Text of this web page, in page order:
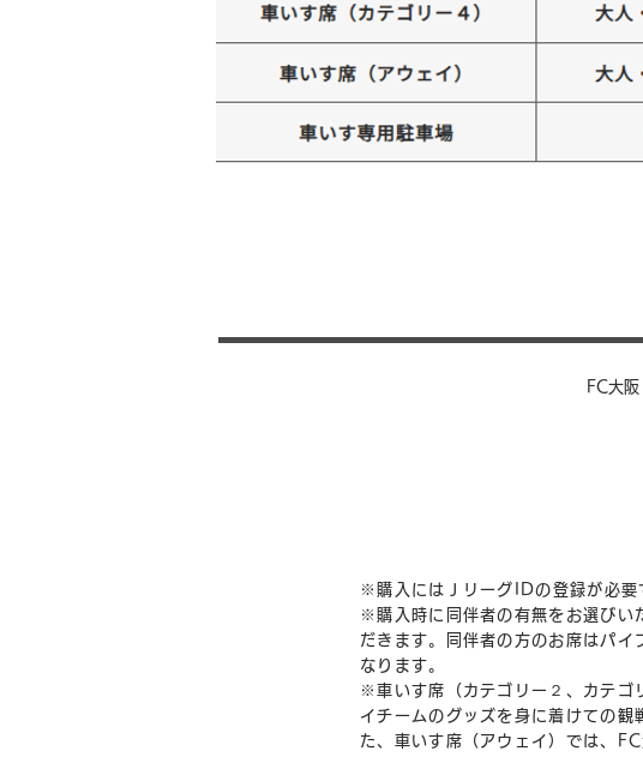
FC大
※購入にはＪリーグIDの登録が必要
※購入時に同伴者の有無をお選びい
だきます。同伴者の方のお席はパイ
なります。
※車いす席（カテゴリー２、カテゴ
イチームのグッズを身に着けての観
た、車いす席（アウェイ）では、